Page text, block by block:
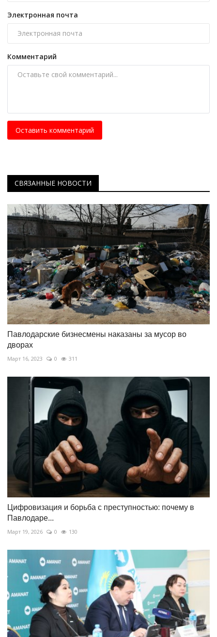
Электронная почта
Комментарий
Оставить комментарий
СВЯЗАННЫЕ НОВОСТИ
Павлодарские бизнесмены наказаны за мусор во
дворах
Март 16, 2023 0 311
Цифровизация и борьба с преступностью: почему в
Павлодаре...
Март 19, 2026 0 130